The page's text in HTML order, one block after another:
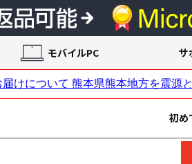
初め
モバイルPC サ